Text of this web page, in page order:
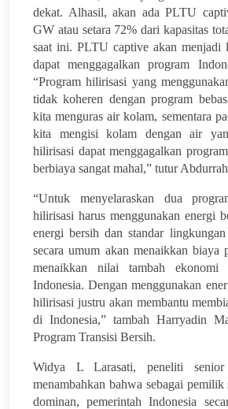
dekat. Alhasil, akan ada PLTU
GW atau setara 72% dari kapasitas
saat ini. PLTU captive akan menjadi
dapat menggagalkan program
“Program hilirisasi yang
tidak koheren dengan program
kita menguras air kolam, sementara
kita mengisi kolam dengan air
hilirisasi dapat menggagalkan
berbiaya sangat mahal,” tutur
“Untuk menyelaraskan dua
hilirisasi harus menggunakan energi
energi bersih dan standar
secara umum akan menaikkan biaya
menaikkan nilai tambah
Indonesia. Dengan menggunakan
hilirisasi justru akan membantu
di Indonesia,” tambah Harryadin
Program Transisi Bersih.
Widya L Larasati, peneliti senior
menambahkan bahwa sebagai
dominan, pemerintah Indonesia